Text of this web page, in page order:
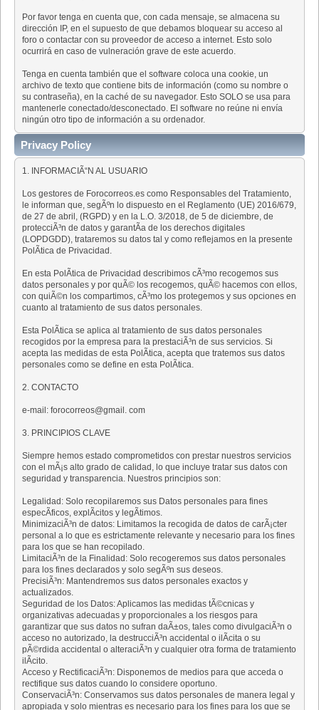
Por favor tenga en cuenta que, con cada mensaje, se almacena su
dirección IP, en el supuesto de que debamos bloquear su acceso al
foro o contactar con su proveedor de acceso a internet. Esto solo
ocurrirá en caso de vulneración grave de este acuerdo.
Tenga en cuenta también que el software coloca una cookie, un
archivo de texto que contiene bits de información (como su nombre o
su contraseña), en la caché de su navegador. Esto SOLO se usa para
mantenerle conectado/desconectado. El software no reúne ni envía
ningún otro tipo de información a su ordenador.
Privacy Policy
1. INFORMACIÃ“N AL USUARIO
Los gestores de Forocorreos.es como Responsables del Tratamiento,
le informan que, segÃºn lo dispuesto en el Reglamento (UE) 2016/679,
de 27 de abril, (RGPD) y en la L.O. 3/2018, de 5 de diciembre, de
protecciÃ³n de datos y garantÃ­a de los derechos digitales
(LOPDGDD), trataremos su datos tal y como reflejamos en la presente
PolÃ­tica de Privacidad.
En esta PolÃ­tica de Privacidad describimos cÃ³mo recogemos sus
datos personales y por quÃ© los recogemos, quÃ© hacemos con ellos,
con quiÃ©n los compartimos, cÃ³mo los protegemos y sus opciones en
cuanto al tratamiento de sus datos personales.
Esta PolÃ­tica se aplica al tratamiento de sus datos personales
recogidos por la empresa para la prestaciÃ³n de sus servicios. Si
acepta las medidas de esta PolÃ­tica, acepta que tratemos sus datos
personales como se define en esta PolÃ­tica.
2. CONTACTO
e-mail: forocorreos@gmail. com
3. PRINCIPIOS CLAVE
Siempre hemos estado comprometidos con prestar nuestros servicios
con el mÃ¡s alto grado de calidad, lo que incluye tratar sus datos con
seguridad y transparencia. Nuestros principios son:
Legalidad: Solo recopilaremos sus Datos personales para fines
especÃ­ficos, explÃ­citos y legÃ­timos.
MinimizaciÃ³n de datos: Limitamos la recogida de datos de carÃ¡cter
personal a lo que es estrictamente relevante y necesario para los fines
para los que se han recopilado.
LimitaciÃ³n de la Finalidad: Solo recogeremos sus datos personales
para los fines declarados y solo segÃºn sus deseos.
PrecisiÃ³n: Mantendremos sus datos personales exactos y
actualizados.
Seguridad de los Datos: Aplicamos las medidas tÃ©cnicas y
organizativas adecuadas y proporcionales a los riesgos para
garantizar que sus datos no sufran daÃ±os, tales como divulgaciÃ³n o
acceso no autorizado, la destrucciÃ³n accidental o ilÃ­cita o su
pÃ©rdida accidental o alteraciÃ³n y cualquier otra forma de tratamiento
ilÃ­cito.
Acceso y RectificaciÃ³n: Disponemos de medios para que acceda o
rectifique sus datos cuando lo considere oportuno.
ConservaciÃ³n: Conservamos sus datos personales de manera legal y
apropiada y solo mientras es necesario para los fines para los que se